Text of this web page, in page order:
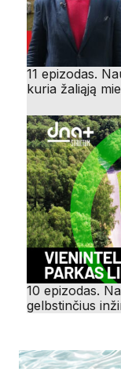
11 epizodas.
kuria žaliąją
10 epizodas.
gelbstinčius